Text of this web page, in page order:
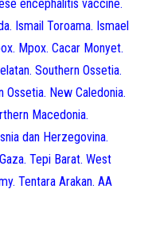
encephalitis vaccine.
Ismail Toroama. Ismael
Mpox. Cacar Monyet.
Southern Ossetia.
Ossetia. New Caledonia.
Macedonia.
dan Herzegovina.
Tepi Barat. West
Tentara Arakan. AA